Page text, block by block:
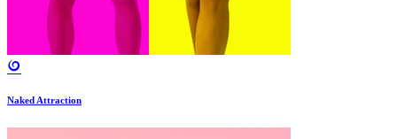
Naked Attraction